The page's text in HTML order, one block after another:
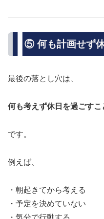
⑤ 何も計画せず
最後の落とし穴は、
何も考えず休日を過ごすこ
です。
例えば、
・朝起きてから考える
・予定を決めていない
・気分で行動する